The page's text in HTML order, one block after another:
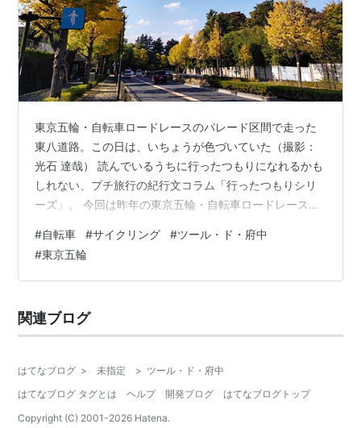
東京五輪・自転車ロードレースのパレード区間で走った
東八道路。この日は、いちょうが色づいていた（撮影：
光石 達哉） 読んでいるうちに行ったつもりになれるかも
しれない、プチ旅行の紀行文コラム「行ったつもりシリ
ーズ」。 今回は昨年の東京五輪・自転車ロードレースの
ベント「ツール・ド・府中」に挑戦。前回は15kmコース
を走ったが、今回残りの20km、30kmのコースを完走
し、東京五輪1周年記念グッズをゲットする。 20kmコー
入 あの名作漫画のマンホール 完走記念品の中身は…？
20kmコースで東京五…
#自転車 #サイクリング #ツール・ド・府中
#東京五輪
関連ブログ
はてなブログ > 未指定 > ツール・ド・府中
はてなブログ タグとは
ヘルプ 開発ブログ
はてなブログトップ
Copyright (C) 2001-2026 Hatena.